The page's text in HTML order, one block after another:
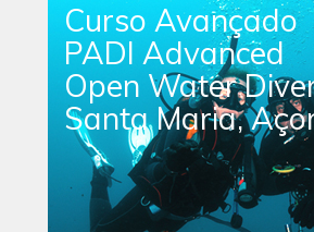
Curso Avançado
PADI Advanced
Open Water
Santa Maria,